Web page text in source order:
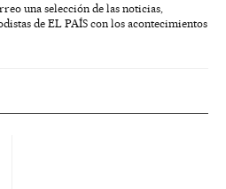
una selección de las noticias,
de EL PAÍS con los acontecimientos